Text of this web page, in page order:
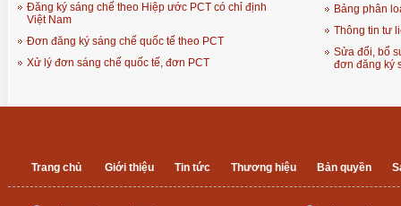
Đăng ký sáng chế theo Hiệp ước PCT có chỉ định
Việt Nam
Đơn đăng ký sáng chế quốc tế theo PCT
Xử lý đơn sáng chế quốc tế, đơn PCT
Bảng phân
Thông tin tư
Sửa đổi, bổ
đơn đăng ký
Trang chủ Giới thiệu Tin tức Thương hiệu Bản quyền